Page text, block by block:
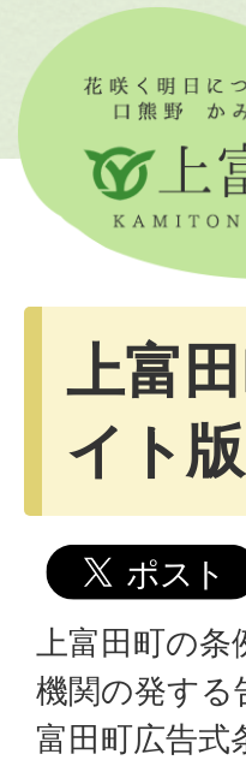
上富
イト版
上富田町の条
機関の発する
富田町広告式